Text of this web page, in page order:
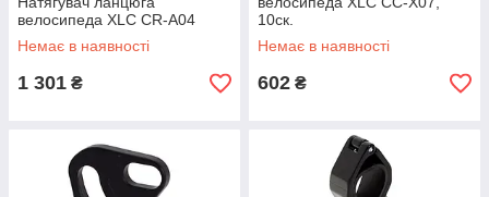
велосипеда XLC CR-A04
Немає в наявності
1 301 ₴
10ск.
Немає в наявності
602 ₴